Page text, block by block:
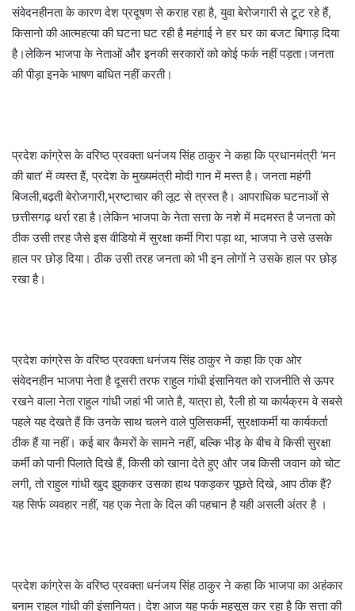
संवेदनहीनता के कारण देश प्रदूषण से कराह रहा है, युवा बेरोजगारी से टूट रहे हैं,
किसानो की आत्महत्या की घटना घट रही है महंगाई ने हर घर का बजट बिगाड़ दिया
है।लेकिन भाजपा के नेताओं और इनकी सरकारों को कोई फर्क नहीं पड़ता।जनता
की पीड़ा इनके भाषण बाधित नहीं करती।
प्रदेश कांग्रेस के वरिष्ठ प्रवक्ता धनंजय सिंह ठाकुर ने कहा कि प्रधानमंत्री ‘मन
की बात’ में व्यस्त हैं, प्रदेश के मुख्यमंत्री मोदी गान में मस्त है। जनता महंगी
बिजली,बढ़ती बेरोजगारी,भ्रष्टाचार की लूट से त्रस्त है। आपराधिक घटनाओं से
छत्तीसगढ़ थर्रा रहा है।लेकिन भाजपा के नेता सत्ता के नशे में मदमस्त है जनता को
ठीक उसी तरह जैसे इस वीडियो में सुरक्षा कर्मी गिरा पड़ा था, भाजपा ने उसे उसके
हाल पर छोड़ दिया। ठीक उसी तरह जनता को भी इन लोगों ने उसके हाल पर छोड़
रखा है।
प्रदेश कांग्रेस के वरिष्ठ प्रवक्ता धनंजय सिंह ठाकुर ने कहा कि एक ओर
संवेदनहीन भाजपा नेता है दूसरी तरफ राहुल गांधी इंसानियत को राजनीति से ऊपर
रखने वाला नेता राहुल गांधी जहां भी जाते है, यात्रा हो, रैली हो या कार्यक्रम वे सबसे
पहले यह देखते हैं कि उनके साथ चलने वाले पुलिसकर्मी, सुरक्षाकर्मी या कार्यकर्ता
ठीक हैं या नहीं। कई बार कैमरों के सामने नहीं, बल्कि भीड़ के बीच वे किसी सुरक्षा
कर्मी को पानी पिलाते दिखे हैं, किसी को खाना देते हुए और जब किसी जवान को चोट
लगी, तो राहुल गांधी खुद झुककर उसका हाथ पकड़कर पूछते दिखे, आप ठीक हैं?
यह सिर्फ व्यवहार नहीं, यह एक नेता के दिल की पहचान है यही असली अंतर है ।
प्रदेश कांग्रेस के वरिष्ठ प्रवक्ता धनंजय सिंह ठाकुर ने कहा कि भाजपा का अहंकार
बनाम राहुल गांधी की इंसानियत। देश आज यह फर्क महसूस कर रहा है कि सत्ता की